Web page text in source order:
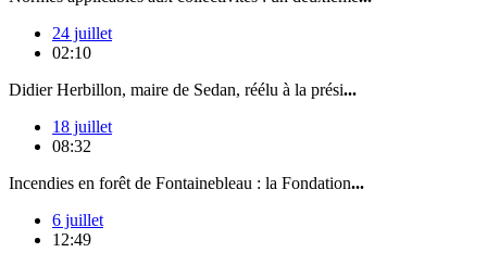
24 juillet
02:10
Didier Herbillon, maire de Sedan, réélu à la prési...
18 juillet
08:32
Incendies en forêt de Fontainebleau : la Fondation...
6 juillet
12:49